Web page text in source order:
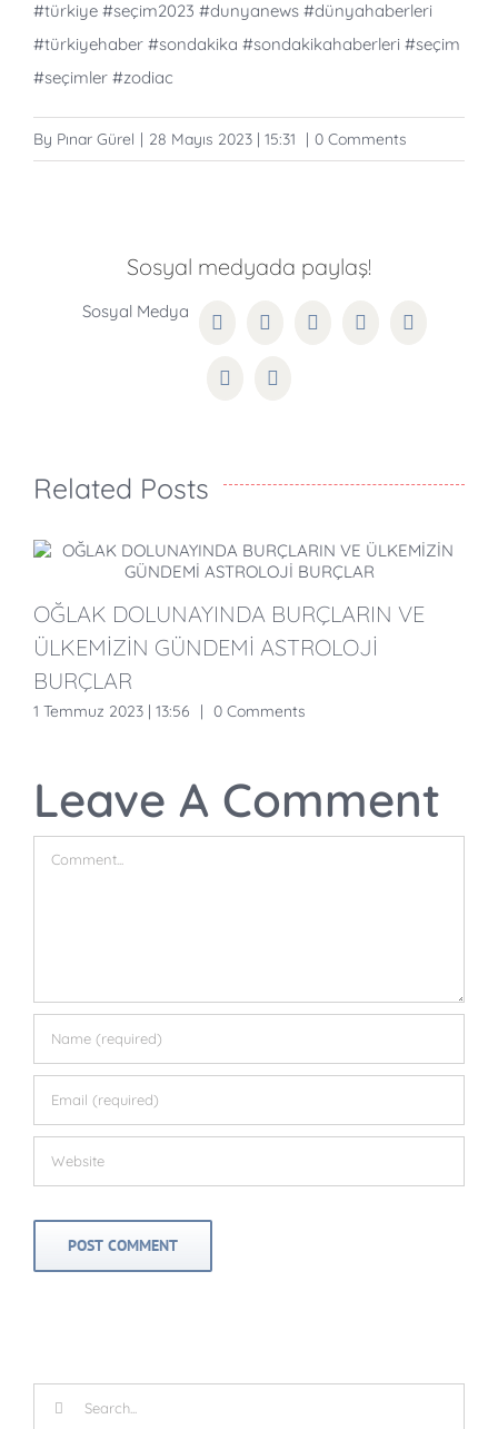
#türkiye #seçim2023 #dunyanews #dünyahaberleri
#türkiyehaber #sondakika #sondakikahaberleri #seçim
#seçimler #zodiac
By Pınar Gürel | 28 Mayıs 2023 | 15:31 | 0 Comments
Sosyal medyada paylaş!
FacebookTwitterRedditLinkedInWhatsApp
PinterestEmail
Related Posts
OĞLAK DOLUNAYINDA BURÇLARIN VE
ÜLKEMİZİN GÜNDEMİ ASTROLOJİ
BURÇLAR
1 Temmuz 2023 | 13:56 | 0 Comments
Leave A Comment
Comment
Search